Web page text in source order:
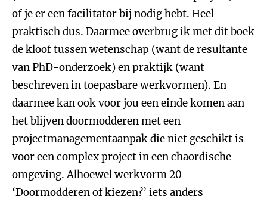
of je er een facilitator bij nodig hebt. Heel
praktisch dus. Daarmee overbrug ik met dit boek
de kloof tussen wetenschap (want de resultante
van PhD-onderzoek) en praktijk (want
beschreven in toepasbare werkvormen). En
daarmee kan ook voor jou een einde komen aan
het blijven doormodderen met een
projectmanagementaanpak die niet geschikt is
voor een complex project in een chaordische
omgeving. Alhoewel werkvorm 20
‘Doormodderen of kiezen?’ iets anders